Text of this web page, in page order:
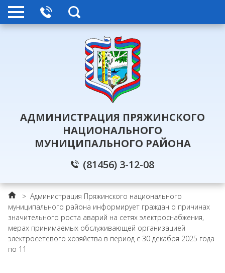
АДМИНИСТРАЦИЯ ПРЯЖИНСКОГО
НАЦИОНАЛЬНОГО
МУНИЦИПАЛЬНОГО РАЙОНА
(81456) 3-12-08
> Администрация Пряжинского национального
муниципального района информирует граждан о причинах
значительного роста аварий на сетях электроснабжения,
мерах принимаемых обслуживающей организацией
электросетевого хозяйства в период с 30 декабря 2025 года
по 11